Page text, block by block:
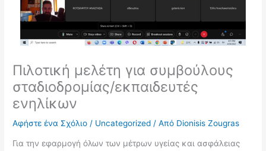
Πιλοτική μελέτη για συμβούλους
σταδιοδρομίας/εκπαιδευτές
ενηλίκων
Αφήστε ένα Σχόλιο / Uncategorized / Από Dionisis Zougras
Για την εφαρμογή όλων των μέτρων υγείας και ασφάλειας